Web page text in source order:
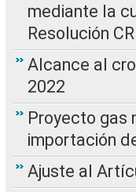
mediante la
Resolución
Alcance al
2022
Proyecto gas
importación
Ajuste al